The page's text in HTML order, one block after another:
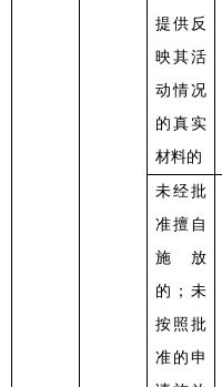
提供反
映其活
动情况
的真实
材料的
未经批
准擅自
施放
的；未
按照批
准的申